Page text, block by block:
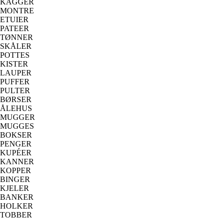
MONTRE
ETUIER
PATEER
TØNNER
SKÅLER
POTTES
KISTER
LAUPER
PUFFER
PULTER
BØRSER
ÅLEHUS
MUGGER
MUGGES
BOKSER
PENGER
KUPÉER
KANNER
KOPPER
BINGER
KJELER
BANKER
HOLKER
TOBBER